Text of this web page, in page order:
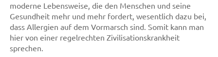
moderne Lebensweise, die den Menschen und seine
Gesundheit mehr und mehr fordert, wesentlich dazu bei,
dass Allergien auf dem Vormarsch sind. Somit kann man
hier von einer regelrechten Zivilisationskrankheit
sprechen.